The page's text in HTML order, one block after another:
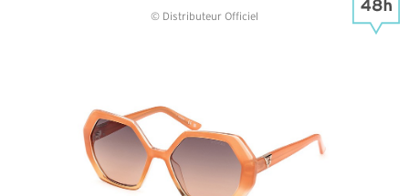
© Distributeur Officiel